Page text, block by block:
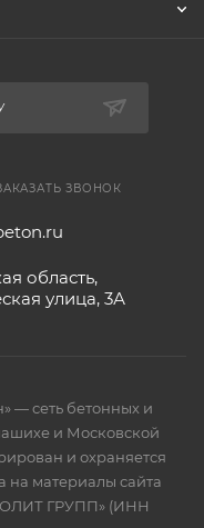
ЗВОНОК
область,
улица, 3А
— сеть бетонных и
и Московской
и охраняется
на материалы сайта
ГРУПП» (ИНН